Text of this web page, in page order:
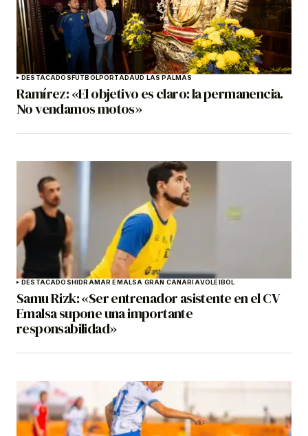
DESTACADOSFÚTBOLPORTADAUD LAS PALMAS
Ramírez: «El objetivo es claro: la permanencia.
No vendamos motos»
DESTACADOSHIDRAMAR EMALSA GRAN CANARIAVOLEIBOL
Samu Rizk: «Ser entrenador asistente en el CV
Emalsa supone una importante
responsabilidad»